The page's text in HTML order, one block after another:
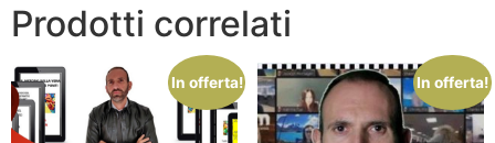
Prodotti correlati
In offerta! In offerta!